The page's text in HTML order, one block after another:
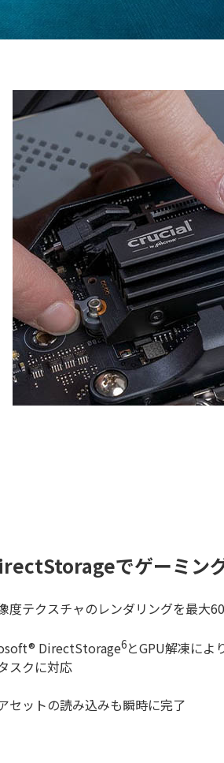
でゲーミン
度テクスチャのレンダリングを最大
DirectStorage6とGPU解凍によ
スクに対応
セットの読み込みも瞬時に完了